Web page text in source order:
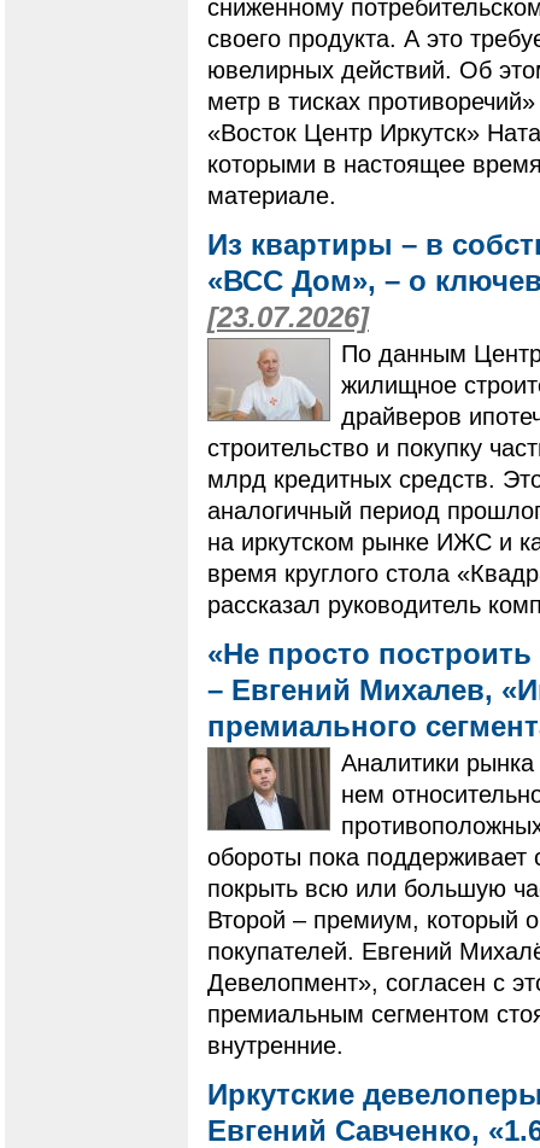
сниженному
своего продукта. А это
ювелирных действий. Об
метр в тисках
«Восток Центр Иркутск»
которыми в настоящее
материале.
Из квартиры – в
«ВСС Дом», – о
[23.07.2026]
По данным
жилищное
драйверов
строительство и покупку
млрд кредитных средств.
аналогичный период
на иркутском рынке ИЖС и
время круглого стола
рассказал руководитель
«Не просто
– Евгений Михалев,
премиального
Аналитики
нем
обороты пока
покрыть всю или большую
Второй – премиум, который
покупателей. Евгений
Девелопмент», согласен с
премиальным сегментом
внутренние.
Иркутские
Евгений Савченко,